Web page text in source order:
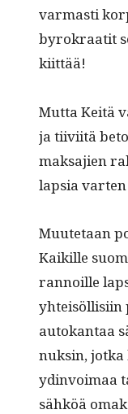
varmasti
byrokraatit
kiittää!
Mut­ta Keitä
ja tiivi­itä
mak­sajien
lap­sia
Muute­taan
Kaikille
ran­noille
yhteisöl­lisi­in
autokan­taa
nuksin, jot­ka
ydin­voimaa
sähköä